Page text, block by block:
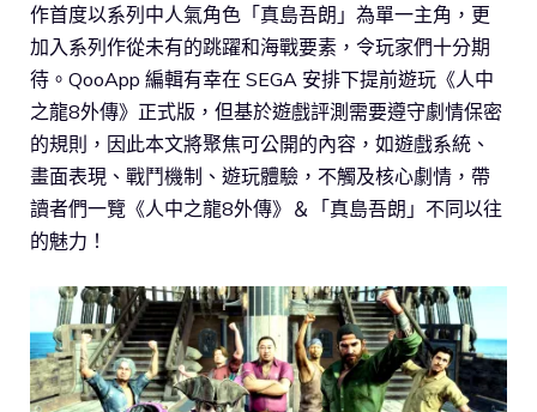
作首度以系列中人氣角色「真島吾朗」為單一主角，更
加入系列作從未有的跳躍和海戰要素，令玩家們十分期
待。QooApp 編輯有幸在 SEGA 安排下提前遊玩《人中
之龍8外傳》正式版，但基於遊戲評測需要遵守劇情保密
的規則，因此本文將聚焦可公開的內容，如遊戲系統、
畫面表現、戰鬥機制、遊玩體驗，不觸及核心劇情，帶
讀者們一覽《人中之龍8外傳》＆「真島吾朗」不同以往
的魅力！